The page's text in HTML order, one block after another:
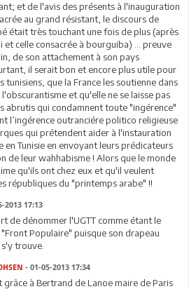
et de l'avis des présents à l'inauguration
au grand résistant, le discours de
était très touchant une fois de plus (après
et celle consacrée à bourguiba) ... preuve
de son attachement à son pays
il serait bon et encore plus utile pour
tunisiens, que la France les soutienne dans
et qu'elle ne se laisse pas
abrutis qui condamnent toute "ingérence"
l’ingérence outranciére politico religieuse
qui prétendent aider à l'instauration
en Tunisie en envoyant leurs prédicateurs
de leur wahhabisme ! Alors que le monde
qu'ils ont chez eux et qu'il veulent
républiques du "printemps arabe" !!
2013 17:13
de dénommer l'UGTT comme étant le
Populaire" puisque son drapeau
trouve.
- 01-05-2013 17:34
grâce à Bertrand de Lanoe maire de Paris